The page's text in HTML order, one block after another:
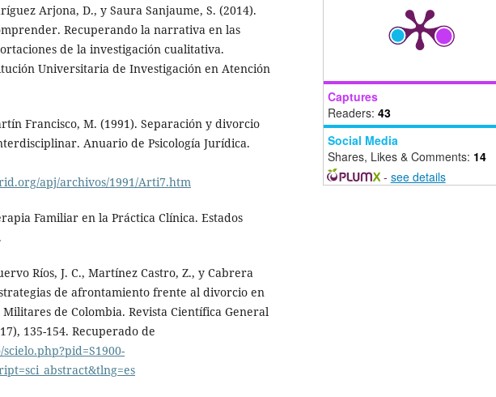
Arjona, D., y Saura Sanjaume, S. (2014).
Recuperando la narrativa en las
de la investigación cualitativa.
Universitaria de Investigación en Atención
Francisco, M. (1991). Separación y divorcio
Anuario de Psicología Jurídica.
apj/archivos/1991/Arti7.htm
Familiar en la Práctica Clínica. Estados
Ríos, J. C., Martínez Castro, Z., y Cabrera
de afrontamiento frente al divorcio en
de Colombia. Revista Científica General
135-154. Recuperado de
Captures
Readers: 43
Social Media
Shares, Likes & Comments: 14
- see details